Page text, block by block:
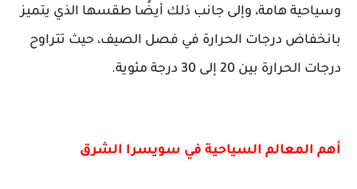
وسياحية هامة، وإلى جانب ذلك أيضًا طقسها الذي يتميز
بانخفاض درجات الحرارة في فصل الصيف، حيث تتراوح
درجات الحرارة بين 20 إلى 30 درجة مئوية.
أهم المعالم السياحية في سويسرا الشرق